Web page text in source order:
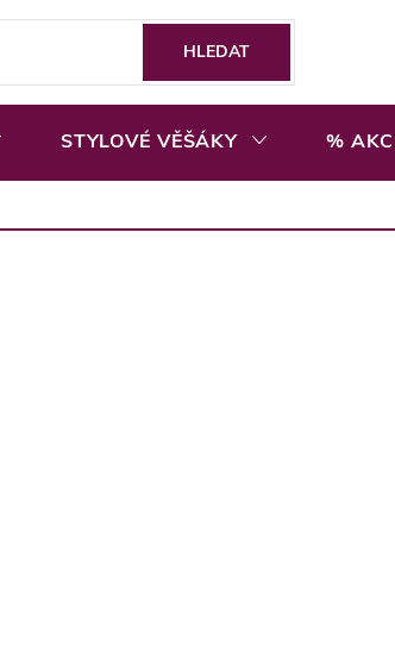
HLEDAT
STYLOVÉ VĚŠÁKY %